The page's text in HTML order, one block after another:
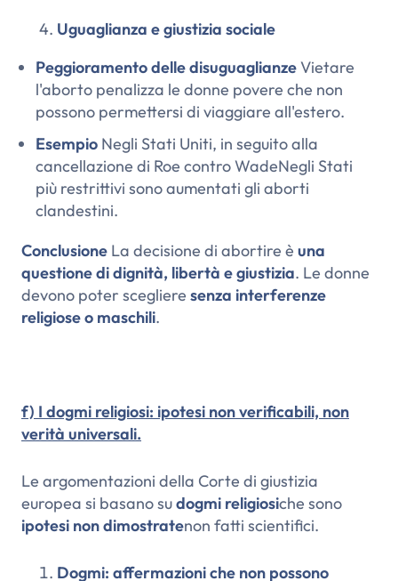
Uguaglianza e giustizia sociale
Peggioramento delle disuguaglianzeVietare
l'aborto penalizza le donne povere che non
possono permettersi di viaggiare all'estero.
Esempio Negli Stati Uniti, in seguito alla
cancellazione di Roe contro WadeNegli Stati
più restrittivi sono aumentati gli aborti
clandestini.
Conclusione La decisione di abortire è una
questione di dignità, libertà e giustizia. Le donne
devono poter scegliere senza interferenze
religiose o maschili.
f) I dogmi religiosi: ipotesi non verificabili, non
verità universali.
Le argomentazioni della Corte di giustizia
europea si basano sudogmi religiosiche sono
ipotesi non dimostratenon fatti scientifici.
Dogmi: affermazioni che non possono